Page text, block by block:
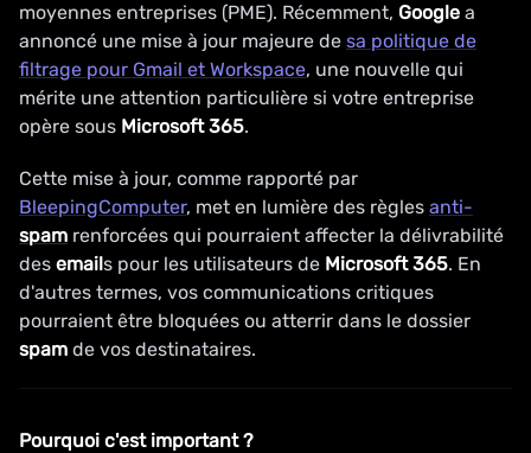
moyennes entreprises (PME). Récemment, Google a
annoncé une mise à jour majeure de sa politique de
filtrage pour Gmail et Workspace, une nouvelle qui
mérite une attention particulière si votre entreprise
opère sous Microsoft 365.
Cette mise à jour, comme rapporté par
BleepingComputer, met en lumière des règles anti-
spam renforcées qui pourraient affecter la délivrabilité
des emails pour les utilisateurs de Microsoft 365. En
d'autres termes, vos communications critiques
pourraient être bloquées ou atterrir dans le dossier
spam de vos destinataires.
Pourquoi c'est important ?